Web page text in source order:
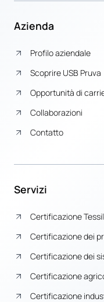
Azienda
Profilo aziendale
Scoprire USB Pruva
Opportunità di
Collaborazioni
Contatto
Servizi
Certificazione
Certificazione dei
Certificazione dei
Certificazione
Certificazione